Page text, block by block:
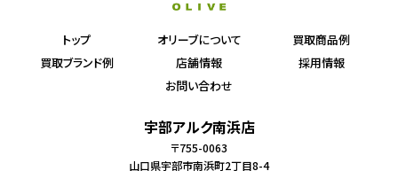
トップ オリーブについて
買取商品例
買取ブランド例
店舗情報
採用情報
お問い合わせ
宇部アルク南浜店
〒755-0063
山口県宇部市南浜町2丁目8-4